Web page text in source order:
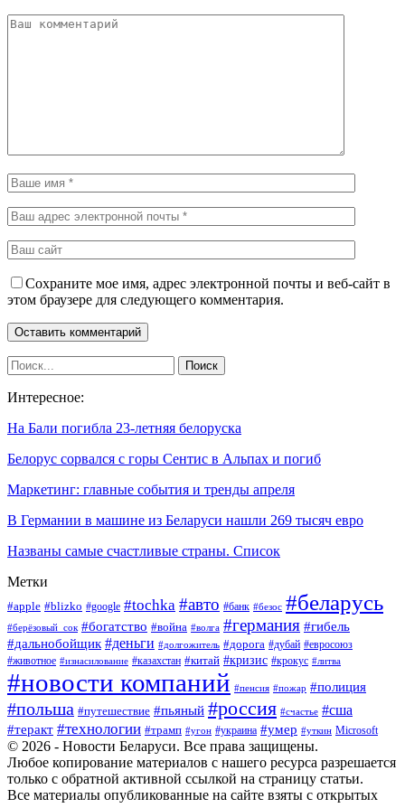
Сохраните мое имя, адрес электронной почты и веб-сайт в
этом браузере для следующего комментария.
Интересное:
На Бали погибла 23-летняя белоруска
Белорус сорвался с горы Сентис в Альпах и погиб
Маркетинг: главные события и тренды апреля
В Германии в машине из Беларуси нашли 269 тысяч евро
Названы самые счастливые страны. Список
Метки
#apple #blizko #google #tochka #авто #банк #безос #беларусь
#берёзовый_сок #богатство #война #волга #германия #гибель
#дальнобойщик #деньги #долгожитель #дорога #дубай #евросоюз
#животное #изнасилование #казахстан #китай #кризис #крокус #литва
#новости компаний #пенсия #пожар #полиция
#польша #путешествие #пьяный #россия #счастье #сша
#теракт #технологии #трамп #угон #украина #умер #уткин Microsoft
© 2026 - Новости Беларуси. Все права защищены.
Любое копирование материалов с нашего ресурса разрешается
только с обратной активной ссылкой на страницу статьи.
Все материалы опубликованные на сайте взяты с открытых